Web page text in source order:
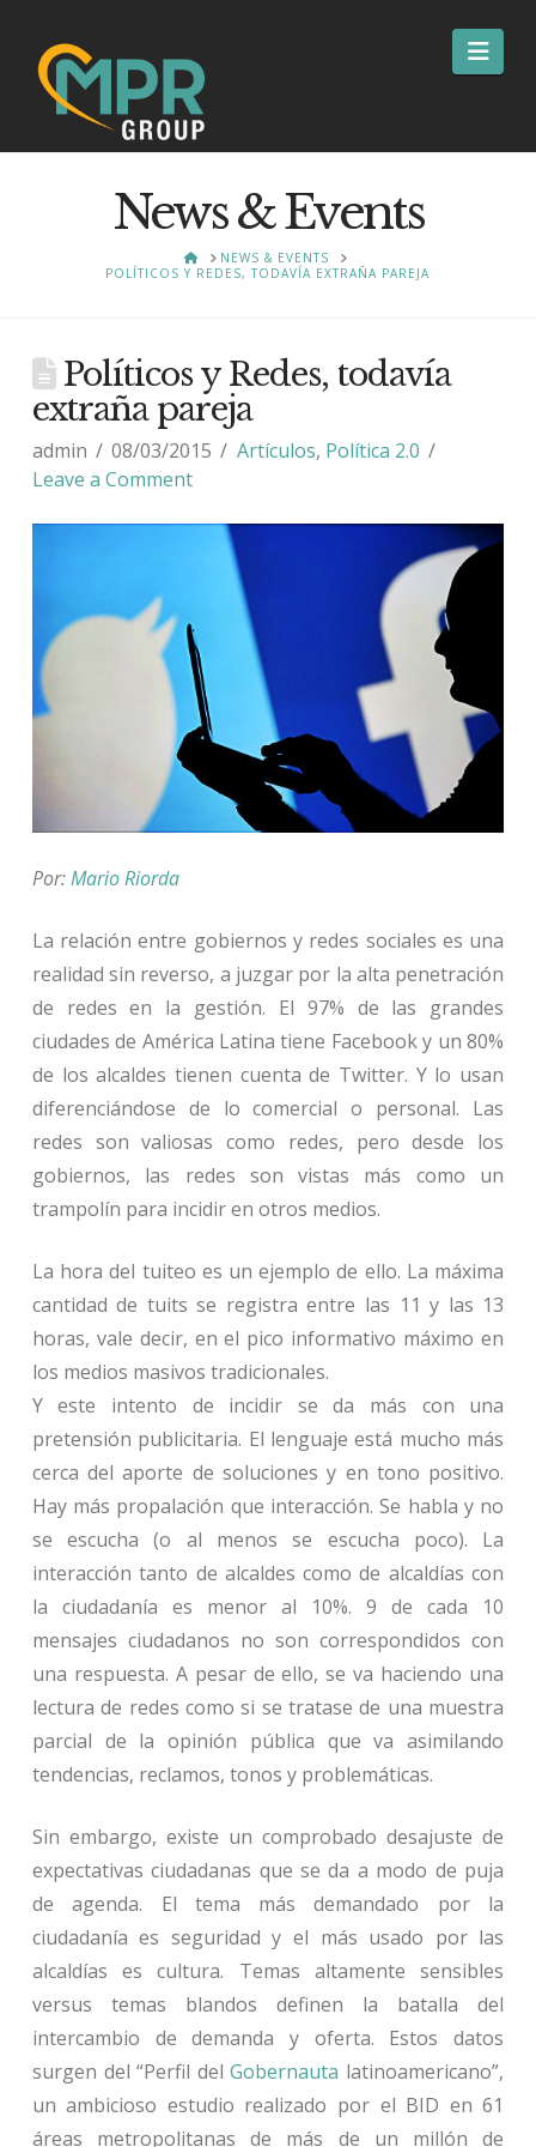
News & Events
HOMENEWS & EVENTS
POLÍTICOS Y REDES, TODAVÍA EXTRAÑA PAREJA
Políticos y Redes, todavía
extraña pareja
admin 08/03/2015 Artículos, Política 2.0
Leave a Comment
Por:Mario Riorda
La relación entre gobiernos y redes sociales es una
realidad sin reverso, a juzgar por la alta penetración
de redes en la gestión. El 97% de las grandes
ciudades de América Latina tiene Facebook y un 80%
de los alcaldes tienen cuenta de Twitter. Y lo usan
diferenciándose de lo comercial o personal. Las
redes son valiosas como redes, pero desde los
gobiernos, las redes son vistas más como un
trampolín para incidir en otros medios.
La hora del tuiteo es un ejemplo de ello. La máxima
cantidad de tuits se registra entre las 11 y las 13
horas, vale decir, en el pico informativo máximo en
los medios masivos tradicionales.
Y este intento de incidir se da más con una
pretensión publicitaria. El lenguaje está mucho más
cerca del aporte de soluciones y en tono positivo.
Hay más propalación que interacción. Se habla y no
se escucha (o al menos se escucha poco). La
interacción tanto de alcaldes como de alcaldías con
la ciudadanía es menor al 10%. 9 de cada 10
mensajes ciudadanos no son correspondidos con
una respuesta. A pesar de ello, se va haciendo una
lectura de redes como si se tratase de una muestra
parcial de la opinión pública que va asimilando
tendencias, reclamos, tonos y problemáticas.
Sin embargo, existe un comprobado desajuste de
expectativas ciudadanas que se da a modo de puja
de agenda. El tema más demandado por la
ciudadanía es seguridad y el más usado por las
alcaldías es cultura. Temas altamente sensibles
versus temas blandos definen la batalla del
intercambio de demanda y oferta. Estos datos
surgen del “Perfil delGobernauta latinoamericano”,
un ambicioso estudio realizado por el BID en 61
áreas metropolitanas de más de un millón de